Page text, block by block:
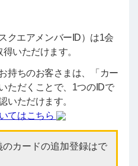
クエアメンバーID）は1会
いただけます。
持ちのお客さまは、「カー
ただくことで、1つのIDで
いただけます。
てはこちら
カードの追加登録はで